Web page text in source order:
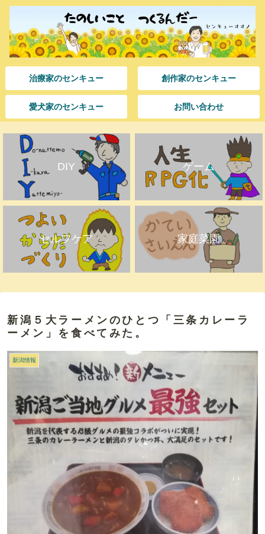
治療家のセンキュー 創作家のセンキュー
愛犬家のセンキュー お問い合わせ
DIY ゲーム
セルフケア 家庭菜園
新潟５大ラーメンのひとつ「三条カレーラ
ーメン」を食べてみた。
新潟情報